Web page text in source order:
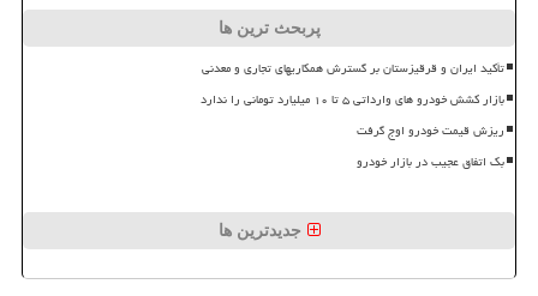
پربحث ترین ها
تأکید ایران و قرقیزستان بر گسترش همکاریهای تجاری و معدنی
بازار کشش خودرو های وارداتی ۵ تا ۱۰ میلیارد تومانی را ندارد
ریزش قیمت خودرو اوج گرفت
بک اتفاق عجیب در بازار خودرو
جدیدترین ها